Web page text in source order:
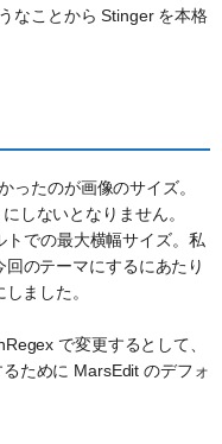
なことから Stinger を本格
ったのが画像のサイズ。
しないとなりません。
での最大横幅サイズ。私
のテーマにするにあたり
ました。
で変更するとして、
ために MarsEdit のデフォ